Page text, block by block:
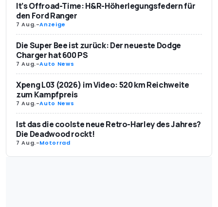
It’s Offroad-Time: H&R-Höherlegungsfedern für
den Ford Ranger
7 Aug.-Anzeige
Die Super Bee ist zurück: Der neueste Dodge
Charger hat 600 PS
7 Aug.-Auto News
Xpeng L03 (2026) im Video: 520 km Reichweite
zum Kampfpreis
7 Aug.-Auto News
Ist das die coolste neue Retro-Harley des Jahres?
Die Deadwood rockt!
7 Aug.-Motorrad